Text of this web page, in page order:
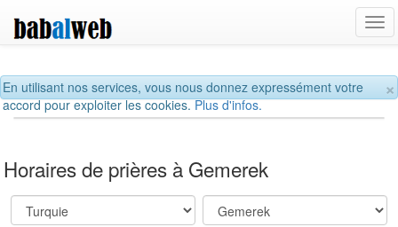
×
En utilisant nos services, vous nous donnez expressément votre
accord pour exploiter les cookies.Plus d'infos.
Horaires de prières à Gemerek